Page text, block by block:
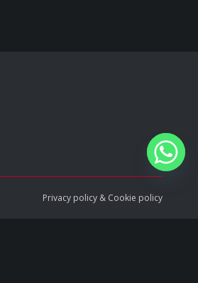
Privacy policy & Cookie policy